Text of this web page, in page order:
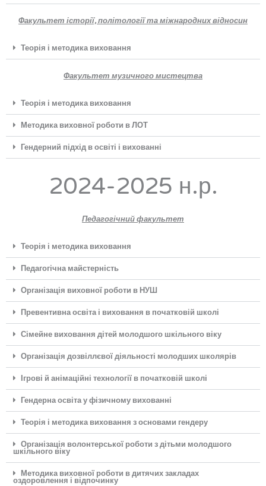
Факультет історії, політології та міжнародних відносин
Теорія і методика виховання
Факультет музичного мистецтва
Теорія і методика виховання
Методика виховної роботи в ЛОТ
Гендерний підхід в освіті і вихованні
2024-2025 н.р.
Педагогічний факультет
Теорія і методика виховання
Педагогічна майстерність
Організація виховної роботи в НУШ
Превентивна освіта і виховання в початковій школі
Сімейне виховання дітей молодшого шкільного віку
Організація дозвіллєвої діяльності молодших школярів
Ігрові й анімаційні технології в початковій школі
Гендерна освіта у фізичному вихованні
Теорія і методика виховання з основами гендеру
Організація волонтерської роботи з дітьми молодшого
шкільного віку
Методика виховної роботи в дитячих закладах
оздоровлення і відпочинку